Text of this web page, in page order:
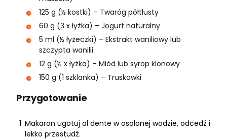
125 g (½ kostki) – Twaróg półtłusty
60 g (3 x łyżka) – Jogurt naturalny
5 ml (½ łyżeczki) – Ekstrakt waniliowy lub
szczypta wanilii
12 g (½ x łyżka) – Miód lub syrop klonowy
150 g (1 szklanka) – Truskawki
Przygotowanie
Makaron ugotuj al dente w osolonej wodzie, odcedź i
lekko przestudź.